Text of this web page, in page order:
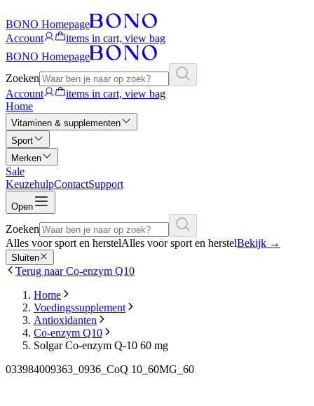
BONO Homepage
Account
items in cart, view bag
BONO Homepage
Zoeken
Account
items in cart, view bag
Home
Vitaminen & supplementen
Sport
Merken
Sale
KeuzehulpContactSupport
Open
Zoeken
Alles voor sport en herstelAlles voor sport en herstelBekijk →
Sluiten
Terug naar Co-enzym Q10
Home
Voedingssupplement
Antioxidanten
Co-enzym Q10
Solgar Co-enzym Q-10 60 mg
033984009363_0936_CoQ 10_60MG_60